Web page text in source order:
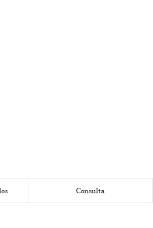
Consulta